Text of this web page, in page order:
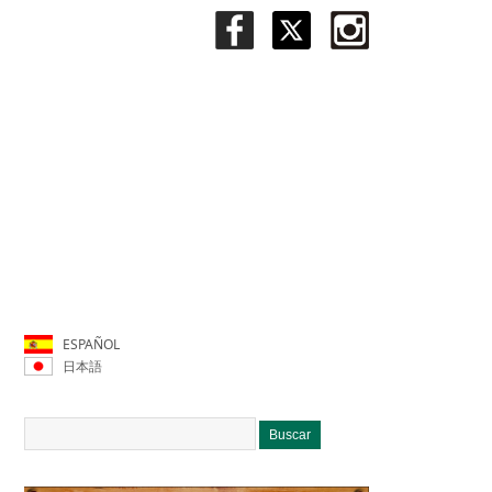
ESPAÑOL
日本語